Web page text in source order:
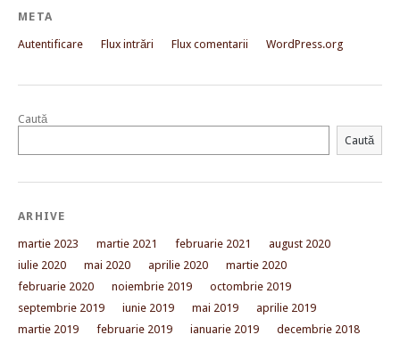
META
Autentificare Flux intrări Flux comentarii WordPress.org
Caută
Caută
ARHIVE
martie 2023 martie 2021 februarie 2021
august 2020
iulie 2020
mai 2020 aprilie 2020
martie 2020
februarie 2020
noiembrie 2019
octombrie 2019
septembrie 2019
iunie 2019 mai 2019
aprilie 2019
martie 2019
februarie 2019 ianuarie 2019
decembrie 2018